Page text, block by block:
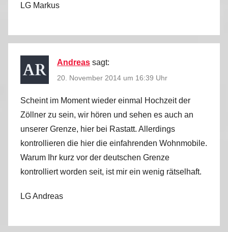
LG Markus
Andreas sagt:
20. November 2014 um 16:39 Uhr
Scheint im Moment wieder einmal Hochzeit der
Zöllner zu sein, wir hören und sehen es auch an
unserer Grenze, hier bei Rastatt. Allerdings
kontrollieren die hier die einfahrenden Wohnmobile.
Warum Ihr kurz vor der deutschen Grenze
kontrolliert worden seit, ist mir ein wenig rätselhaft.
LG Andreas